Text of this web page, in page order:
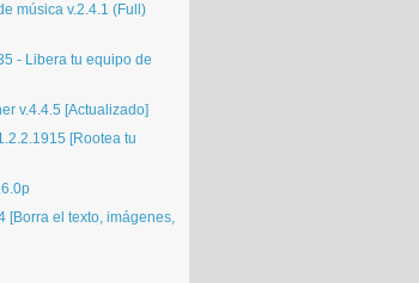
música v.2.4.1 (Full)
- Libera tu equipo de
v.4.4.5 [Actualizado]
[Rootea tu
[Borra el texto, imágenes,